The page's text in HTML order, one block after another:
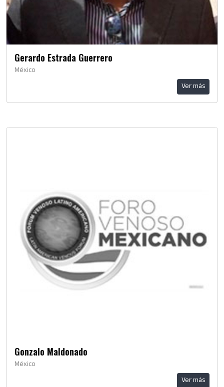
Gerardo Estrada Guerrero
México
Ver más
Gonzalo Maldonado
México
Ver más